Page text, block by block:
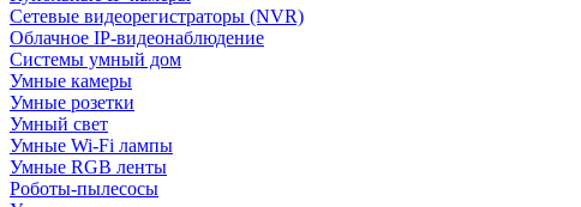
Сетевые видеорегистраторы (NVR)
Облачное IP-видеонаблюдение
Системы умный дом
Умные камеры
Умные розетки
Умный свет
Умные Wi-Fi лампы
Умные RGB ленты
Роботы-пылесосы